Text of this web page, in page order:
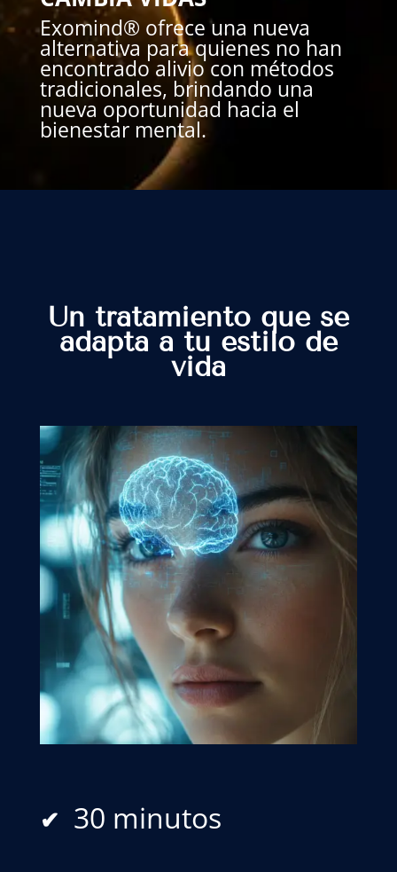
Exomind® ofrece una nueva
alternativa para quienes no han
encontrado alivio con métodos
tradicionales, brindando una
nueva oportunidad hacia el
bienestar mental.
Un tratamiento que se
adapta a tu estilo de
vida
✔ 30 minutos